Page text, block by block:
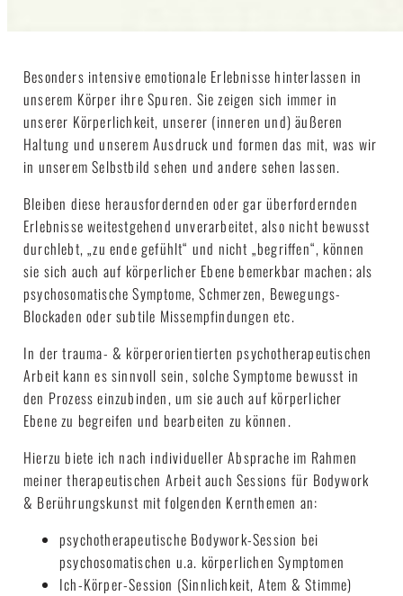
Besonders intensive emotionale Erlebnisse hinterlassen in
unserem Körper ihre Spuren. Sie zeigen sich immer in
unserer Körperlichkeit, unserer (inneren und) äußeren
Haltung und unserem Ausdruck und formen das mit, was wir
in unserem Selbstbild sehen und andere sehen lassen.
Bleiben diese herausfordernden oder gar überfordernden
Erlebnisse weitestgehend unverarbeitet, also nicht bewusst
durchlebt, „zu ende gefühlt“ und nicht „begriffen“, können
sie sich auch auf körperlicher Ebene bemerkbar machen; als
psychosomatische Symptome, Schmerzen, Bewegungs-
Blockaden oder subtile Missempfindungen etc.
In der trauma- & körperorientierten psychotherapeutischen
Arbeit kann es sinnvoll sein, solche Symptome bewusst in
den Prozess einzubinden, um sie auch auf körperlicher
Ebene zu begreifen und bearbeiten zu können.
Hierzu biete ich nach individueller Absprache im Rahmen
meiner therapeutischen Arbeit auch Sessions für Bodywork
& Berührungskunst mit folgenden Kernthemen an:
psychotherapeutische Bodywork-Session bei
psychosomatischen u.a. körperlichen Symptomen
Ich-Körper-Session (Sinnlichkeit, Atem & Stimme)